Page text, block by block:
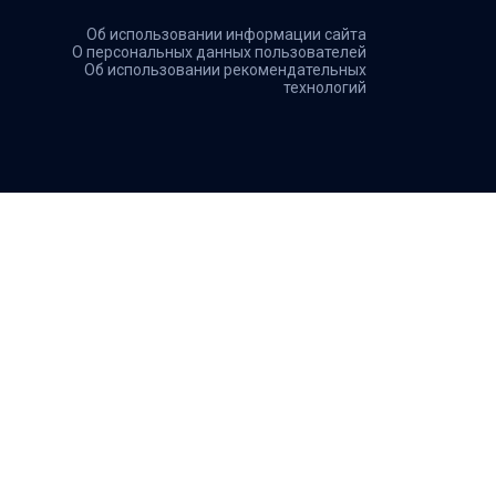
Об использовании информации сайта
О персональных данных пользователей
Об использовании рекомендательных
технологий